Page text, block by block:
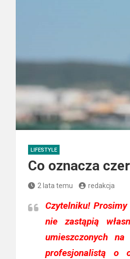
LIFESTYLE
Co oznacza
2 lata temu redakcja
Czytelniku!Prosimy
nie zastąpią
umieszczonych
profesjonalistą o